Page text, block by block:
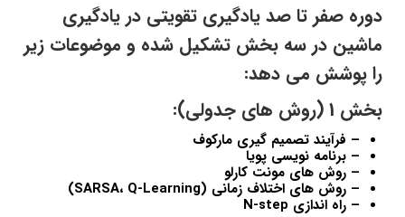
دوره صفر تا صد یادگیری تقویتی در یادگیری
ماشین در سه بخش تشکیل شده و موضوعات زیر
را پوشش می دهد:
بخش 1 (روش های جدولی):
– فرآیند تصمیم گیری مارکوف
– برنامه نویسی پویا
– روش های مونت کارلو
– روش های اختلاف زمانی (SARSA، Q-Learning)
– راه اندازی N-step